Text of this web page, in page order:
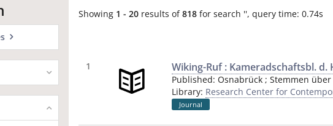
Showing 1 - 20 results of818 for search '', query time: 0.74s
1 Wiking-Ruf : Kameradschaftsbl. d.
Published: Osnabrück ; Stemmen
Library: Research Center for
Journal